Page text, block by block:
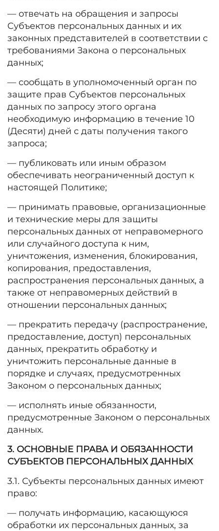
— отвечать на обращения и запросы
Субъектов персональных данных и их
законных представителей в соответствии с
требованиями Закона о персональных
данных;
— сообщать в уполномоченный орган по
защите прав Субъектов персональных
данных по запросу этого органа
необходимую информацию в течение 10
(Десяти) дней с даты получения такого
запроса;
— публиковать или иным образом
обеспечивать неограниченный доступ к
настоящей Политике;
— принимать правовые, организационные
и технические меры для защиты
персональных данных от неправомерного
или случайного доступа к ним,
уничтожения, изменения, блокирования,
копирования, предоставления,
распространения персональных данных, а
также от неправомерных действий в
отношении персональных данных;
— прекратить передачу (распространение,
предоставление, доступ) персональных
данных, прекратить обработку и
уничтожить персональные данные в
порядке и случаях, предусмотренных
Законом о персональных данных;
— исполнять иные обязанности,
предусмотренные Законом о персональных
данных.
3. ОСНОВНЫЕ ПРАВА И ОБЯЗАННОСТИ
СУБЪЕКТОВ ПЕРСОНАЛЬНЫХ ДАННЫХ
3.1. Субъекты персональных данных имеют
право:
— получать информацию, касающуюся
обработки их персональных данных, за